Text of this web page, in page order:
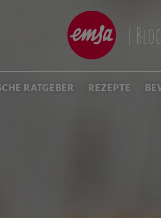
RATGEBER REZEPTE
| Blog